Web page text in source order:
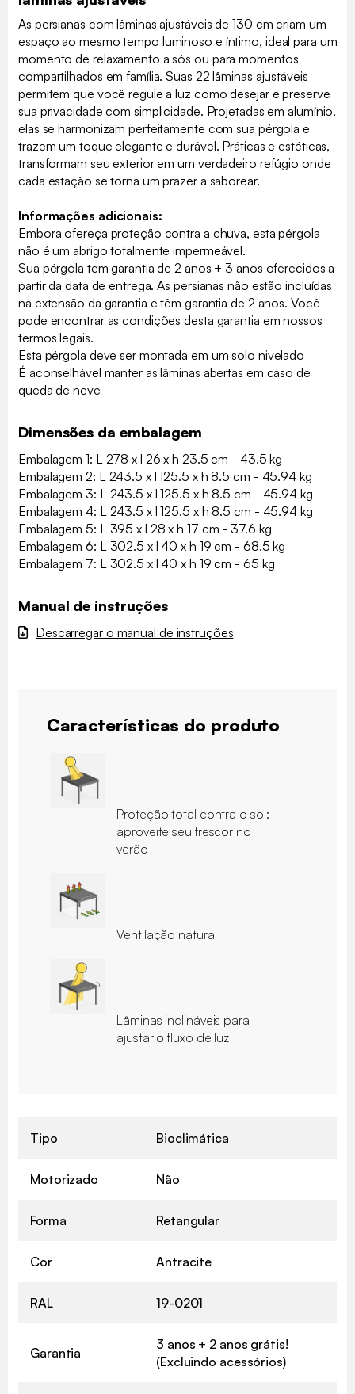
As persianas com lâminas ajustáveis de 130 cm criam um
espaço ao mesmo tempo luminoso e íntimo, ideal para um
momento de relaxamento a sós ou para momentos
compartilhados em família. Suas 22 lâminas ajustáveis
permitem que você regule a luz como desejar e preserve
sua privacidade com simplicidade. Projetadas em alumínio,
elas se harmonizam perfeitamente com sua pérgola e
trazem um toque elegante e durável. Práticas e estéticas,
transformam seu exterior em um verdadeiro refúgio onde
cada estação se torna um prazer a saborear.
Informações adicionais:
Embora ofereça proteção contra a chuva, esta pérgola
não é um abrigo totalmente impermeável.
Sua pérgola tem garantia de 2 anos + 3 anos oferecidos a
partir da data de entrega.As persianas não estão incluídas
na extensão da garantia e têm garantia de 2 anos. Você
pode encontrar as condições desta garantia em nossos
termos legais.
Esta pérgola deve ser montada em um solo nivelado
É aconselhável manter as lâminas abertas em caso de
queda de neve
Dimensões da embalagem
Embalagem 1: L 278 x l 26 x h 23.5 cm - 43.5 kg
Embalagem 2: L 243.5 x l 125.5 x h 8.5 cm - 45.94 kg
Embalagem 3: L 243.5 x l 125.5 x h 8.5 cm - 45.94 kg
Embalagem 4: L 243.5 x l 125.5 x h 8.5 cm - 45.94 kg
Embalagem 5: L 395 x l 28 x h 17 cm - 37.6 kg
Embalagem 6: L 302.5 x l 40 x h 19 cm - 68.5 kg
Embalagem 7: L 302.5 x l 40 x h 19 cm - 65 kg
Manual de instruções
Descarregar o manual de instruções
Características do produto
Proteção total contra o sol:
aproveite seu frescor no
verão
Ventilação natural
Lâminas inclináveis para
ajustar o fluxo de luz
Tipo Bioclimática
Motorizado Não
Forma Retangular
Cor Antracite
RAL 19-0201
Garantia
3 anos + 2 anos grátis!
(Excluindo acessórios)